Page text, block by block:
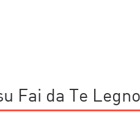
Fai da Te Legno